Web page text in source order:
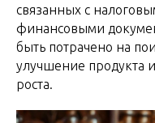
связанных с
финансовыми
быть потрачено на
улучшение продукта
роста.